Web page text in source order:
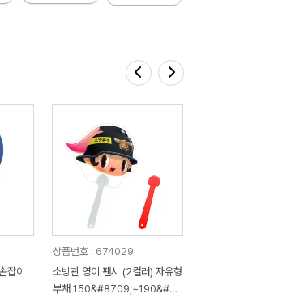
잡이
상품번호 : 674029
소방관 영이 팬시 (2컬러) 자유형
부채 150&#8709;~190&#87